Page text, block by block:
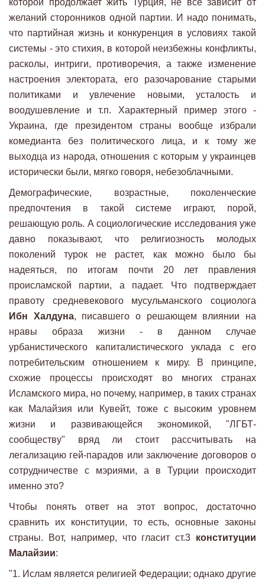
которой продолжает жить Турция, не все зависит от
желаний сторонников одной партии. И надо понимать,
что партийная жизнь и конкуренция в условиях такой
системы - это стихия, в которой неизбежны конфликты,
расколы, интриги, противоречия, а также изменение
настроения электората, его разочарование старыми
политиками и увлечение новыми, усталость и
воодушевление и т.п. Характерный пример этого -
Украина, где президентом страны вообще избрали
комедианта без политического лица, и к тому же
выходца из народа, отношения с которым у украинцев
исторически были, мягко говоря, небезоблачными.
Демографические, возрастные, поколенческие
предпочтения в такой системе играют, порой,
решающую роль. А социологические исследования уже
давно показывают, что религиозность молодых
поколений турок не растет, как можно было бы
надеяться, по итогам почти 20 лет правления
происламской партии, а падает. Что подтверждает
правоту средневекового мусульманского социолога
Ибн Халдуна, писавшего о решающем влиянии на
нравы образа жизни - в данном случае
урбанистического капиталистического уклада с его
потребительским отношением к миру. В принципе,
схожие процессы происходят во многих странах
Исламского мира, но почему, например, в таких странах
как Малайзия или Кувейт, тоже с высоким уровнем
жизни и развивающейся экономикой, "ЛГБТ-
сообществу" вряд ли стоит рассчитывать на
легализацию гей-парадов или заключение договоров о
сотрудничестве с мэриями, а в Турции происходит
именно это?
Чтобы понять ответ на этот вопрос, достаточно
сравнить их конституции, то есть, основные законы
страны. Вот, например, что гласит ст.3 конституции
Малайзии:
"1. Ислам является религией Федерации; однако другие